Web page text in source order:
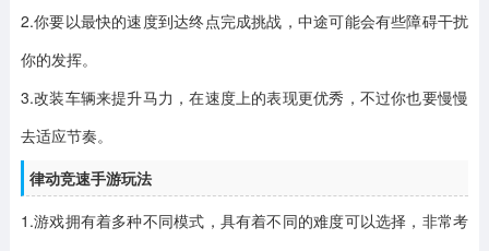
2.你要以最快的速度到达终点完成挑战，中途可能会有些障碍干扰
你的发挥。
3.改装车辆来提升马力，在速度上的表现更优秀，不过你也要慢慢
去适应节奏。
律动竞速手游玩法
1.游戏拥有着多种不同模式，具有着不同的难度可以选择，非常考